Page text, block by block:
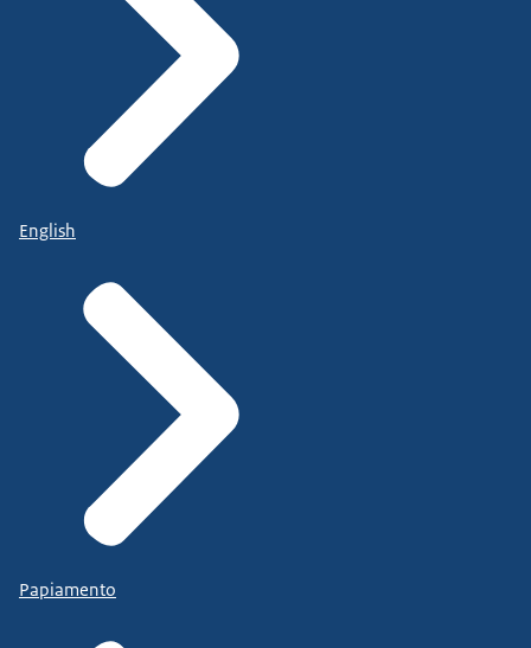
English
Papiamento